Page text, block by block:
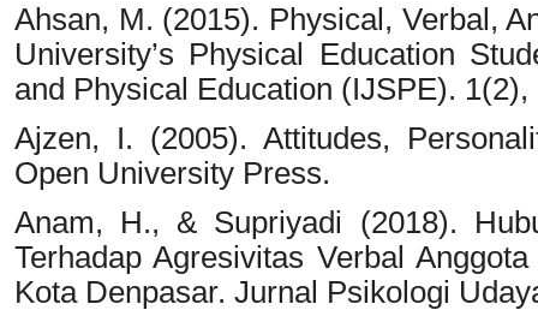
Ahsan, M. (2015). Physical, Verbal,
University’s Physical Education
and Physical Education (IJSPE). 1(2),
Ajzen, I. (2005). Attitudes,
Open University Press.
Anam, H., & Supriyadi (2018).
Terhadap Agresivitas Verbal
Kota Denpasar. Jurnal Psikologi